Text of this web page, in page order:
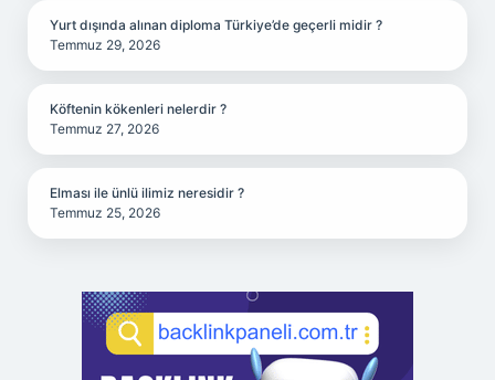
Yurt dışında alınan diploma Türkiye’de geçerli midir ?
Temmuz 29, 2026
Köftenin kökenleri nelerdir ?
Temmuz 27, 2026
Elması ile ünlü ilimiz neresidir ?
Temmuz 25, 2026